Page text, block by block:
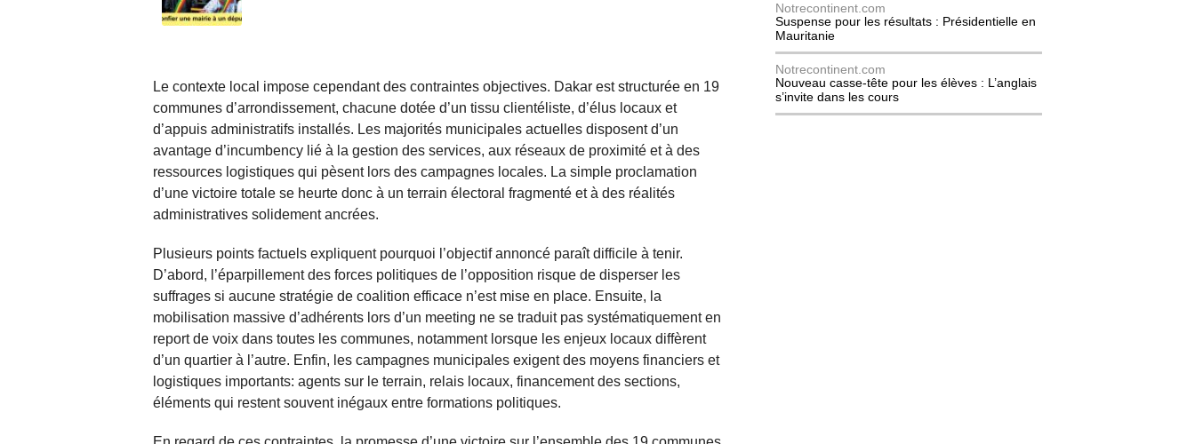
Le contexte local impose cependant des contraintes objectives. Dakar est structurée en 19
communes d’arrondissement, chacune dotée d’un tissu clientéliste, d’élus locaux et
d’appuis administratifs installés. Les majorités municipales actuelles disposent d’un
avantage d’incumbency lié à la gestion des services, aux réseaux de proximité et à des
ressources logistiques qui pèsent lors des campagnes locales. La simple proclamation
d’une victoire totale se heurte donc à un terrain électoral fragmenté et à des réalités
administratives solidement ancrées.
Plusieurs points factuels expliquent pourquoi l’objectif annoncé paraît difficile à tenir.
D’abord, l’éparpillement des forces politiques de l’opposition risque de disperser les
suffrages si aucune stratégie de coalition efficace n’est mise en place. Ensuite, la
mobilisation massive d’adhérents lors d’un meeting ne se traduit pas systématiquement en
report de voix dans toutes les communes, notamment lorsque les enjeux locaux diffèrent
d’un quartier à l’autre. Enfin, les campagnes municipales exigent des moyens financiers et
logistiques importants: agents sur le terrain, relais locaux, financement des sections,
éléments qui restent souvent inégaux entre formations politiques.
Notrecontinent.com
Suspense pour les résultats : Présidentielle en
Mauritanie
Notrecontinent.com
Nouveau casse-tête pour les élèves : L’anglais
s’invite dans les cours